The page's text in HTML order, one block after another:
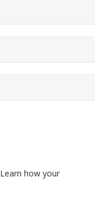
Learn how your